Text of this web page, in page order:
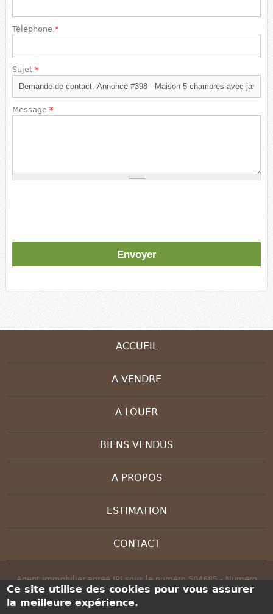
Téléphone *
Sujet *
Message *
ACCUEIL
A VENDRE
A LOUER
BIENS VENDUS
A PROPOS
ESTIMATION
CONTACT
Agent immobilier agréé IPI sous le numéro 504685 - Numéro
d'entreprise : BE 0830 208 647 - Instance de contrôle: IPI, rue du
Luxembourg 16B, 1000 Bruxelles - Soumis au code déontologique
Ce site utilise des cookies pour vous assurer
la meilleure expérience.